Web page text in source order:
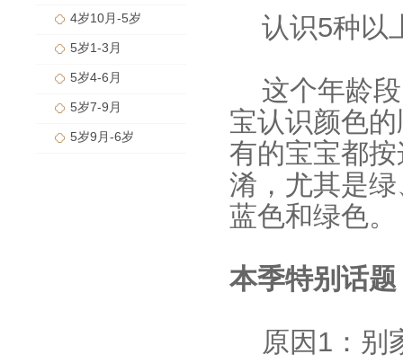
4岁10月-5岁
5岁1-3月
5岁4-6月
5岁7-9月
5岁9月-6岁
认识5种以
这个年龄
宝认识颜色
有的宝宝都
淆，尤其是
蓝色和绿色。
本季特别话
原因1：别